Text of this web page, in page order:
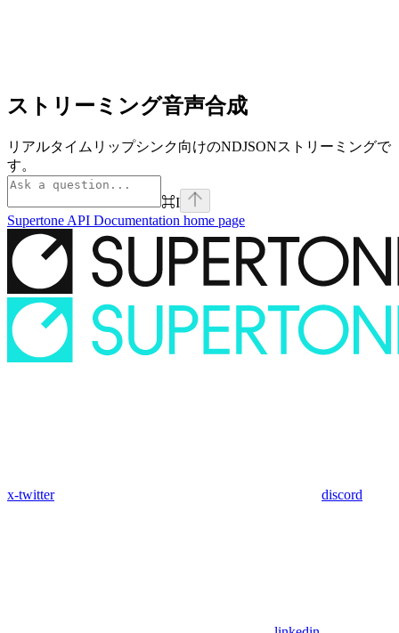
ストリーミング音声合成
リアルタイムリップシンク向けのNDJSONストリーミングで
す。
⌘I
Supertone API Documentation home page
x-twitter discord